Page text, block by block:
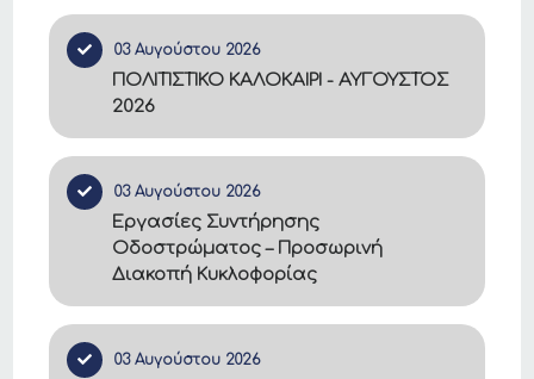
03 Αυγούστου 2026
ΠΟΛΙΤΙΣΤΙΚΟ ΚΑΛΟΚΑΙΡΙ - ΑΥΓΟΥΣΤΟΣ
2026
03 Αυγούστου 2026
Εργασίες Συντήρησης
Οδοστρώματος – Προσωρινή
Διακοπή Κυκλοφορίας
03 Αυγούστου 2026